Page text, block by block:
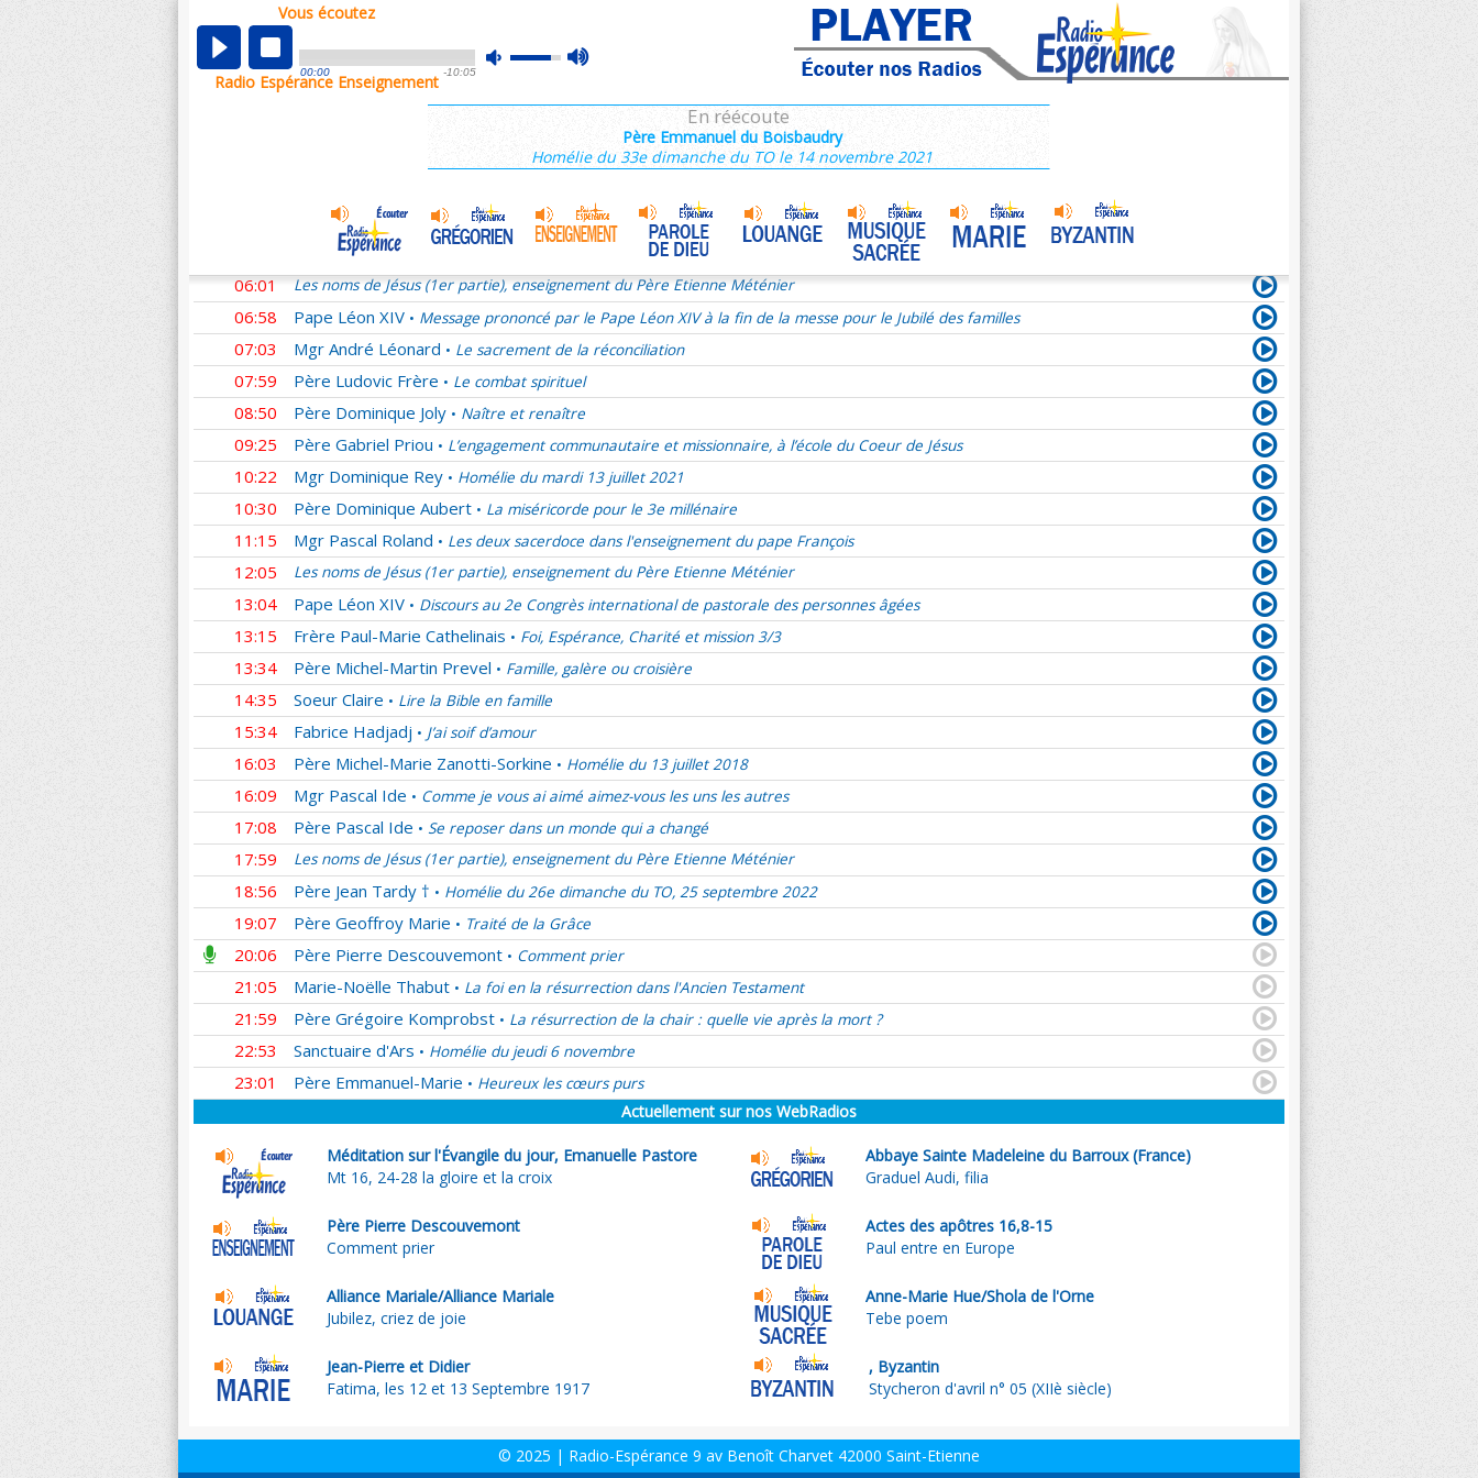
Vous écoutez
mute
max
00:00 -10:05
Radio Espérance Enseignement
En réécoute
Père Emmanuel du Boisbaudry
Homélie du 33e dimanche du TO le 14 novembre 2021
00:01
00:58 Père Ludovic Frère • Homélie du 17e dimanche du TO le 24 juillet 2022
01:11 Mgr Benoît Rivière
Père Emmanuel du Boisbaudry • Homélie du 9 juillet 2017
Père Guilmard
06:01 Les noms de Jésus (1er partie), enseignement du Père Etienne Méténier
06:58 Pape Léon XIV • Message prononcé par le Pape Léon XIV à la fin de la messe pour le Jubilé des familles
07:03 Mgr André Léonard • Le sacrement de la réconciliation
07:59 Père Ludovic Frère • Le combat spirituel
08:50 Père Dominique Joly • Naître et renaître
09:25 Père Gabriel Priou • L’engagement communautaire et missionnaire, à l’école du Coeur de Jésus
10:22 Mgr Dominique Rey • Homélie du mardi 13 juillet 2021
10:30 Père Dominique Aubert • La miséricorde pour le 3e millénaire
11:15 Mgr Pascal Roland • Les deux sacerdoce dans l'enseignement du pape François
12:05 Les noms de Jésus (1er partie), enseignement du Père Etienne Méténier
13:04 Pape Léon XIV • Discours au 2e Congrès international de pastorale des personnes âgées
13:15 Frère Paul-Marie Cathelinais • Foi, Espérance, Charité et mission 3/3
13:34 Père Michel-Martin Prevel • Famille, galère ou croisière
14:35 Soeur Claire • Lire la Bible en famille
15:34 Fabrice Hadjadj • J’ai soif d’amour
16:03 Père Michel-Marie Zanotti-Sorkine • Homélie du 13 juillet 2018
16:09 Mgr Pascal Ide • Comme je vous ai aimé aimez-vous les uns les autres
17:08 Père Pascal Ide • Se reposer dans un monde qui a changé
17:59 Les noms de Jésus (1er partie), enseignement du Père Etienne Méténier
18:56 Père Jean Tardy † • Homélie du 26e dimanche du TO, 25 septembre 2022
19:07 Père Geoffroy Marie • Traité de la Grâce
20:06 Père Pierre Descouvemont • Comment prier
21:05 Marie-Noëlle Thabut • La foi en la résurrection dans l'Ancien Testament
21:59 Père Grégoire Komprobst • La résurrection de la chair : quelle vie après la mort ?
22:53 Sanctuaire d'Ars • Homélie du jeudi 6 novembre
23:01 Père Emmanuel-Marie • Heureux les cœurs purs
Actuellement sur nos WebRadios
Méditation sur l'Évangile du jour, Emanuelle Pastore
Mt 16, 24-28 la gloire et la croix
Abbaye Sainte Madeleine du Barroux (France)
Graduel Audi, filia
Père Pierre Descouvemont
Comment prier
Actes des apôtres 16,8-15
Paul entre en Europe
Alliance Mariale/Alliance Mariale
Jubilez, criez de joie
Anne-Marie Hue/Shola de l'Orne
Tebe poem
Jean-Pierre et Didier
Fatima, les 12 et 13 Septembre 1917
, Byzantin
Stycheron d'avril n° 05 (XIIè siècle)
© 2025 | Radio-Espérance 9 av Benoît Charvet 42000 Saint-Etienne